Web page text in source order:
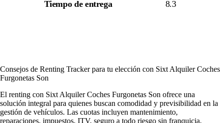
Tiempo de entrega 8.3
Consejos de Renting Tracker para tu elección con Sixt Alquiler Coches
Furgonetas Son
El renting con Sixt Alquiler Coches Furgonetas Son ofrece una
solución integral para quienes buscan comodidad y previsibilidad en la
gestión de vehículos. Las cuotas incluyen mantenimiento,
reparaciones, impuestos, ITV, seguro a todo riesgo sin franquicia,